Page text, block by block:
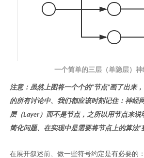
一个简单的三层（单隐层）
注意：虽然上图将一个个的“节点”画了出来
的所有讨论中、我们都应该时刻记住：神经
层（Layer）而不是节点，之所以用节点来
简化问题、在实现中是需要将节点上的算法“
在展开叙述前、做一些符号约定是有必要的：